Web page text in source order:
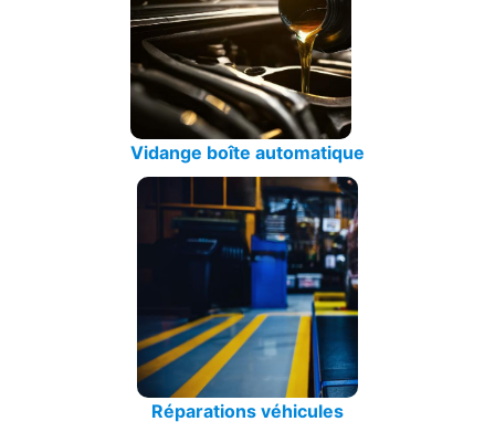
Vidange boîte automatique
Réparations véhicules